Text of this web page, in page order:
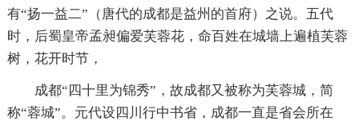
有“扬一益二”（唐代的成都是益州的首府）之说。五代
时，后蜀皇帝孟昶偏爱芙蓉花，命百姓在城墙上遍植芙蓉
树，花开时节，
成都“四十里为锦秀”，故成都又被称为芙蓉城，简
称“蓉城”。元代设四川行中书省，成都一直是省会所在